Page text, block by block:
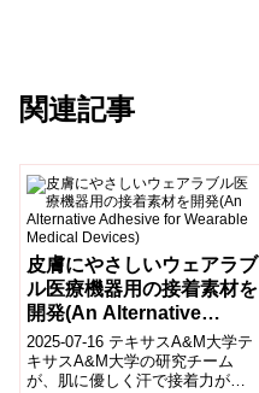
関連記事
皮膚にやさしいウェアラブ
ル医療機器用の接着素材を
開発(An Alternative
Adhesive for Wearable
Medical Devices)
2025-07-16 テキサスA&M大学テ
キサスA&M大学の研究チーム
が、肌に優しく汗で接着力が増